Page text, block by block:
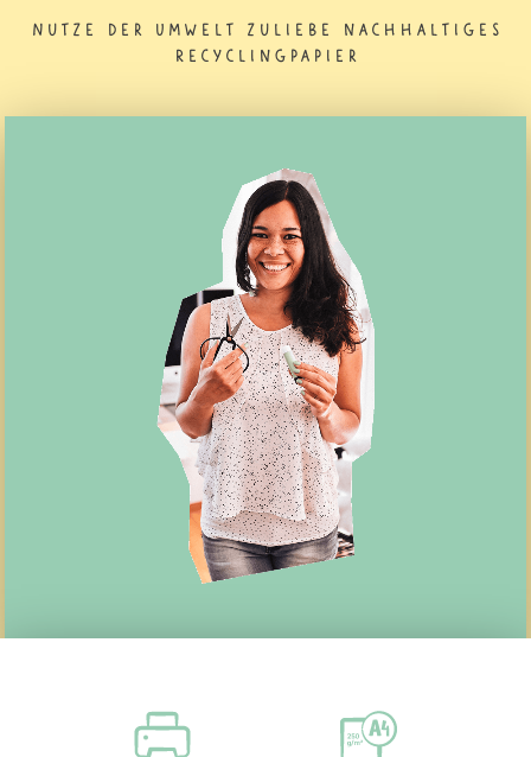
Nutze der Umwelt zuliebe nachhaltiges
Recyclingpapier